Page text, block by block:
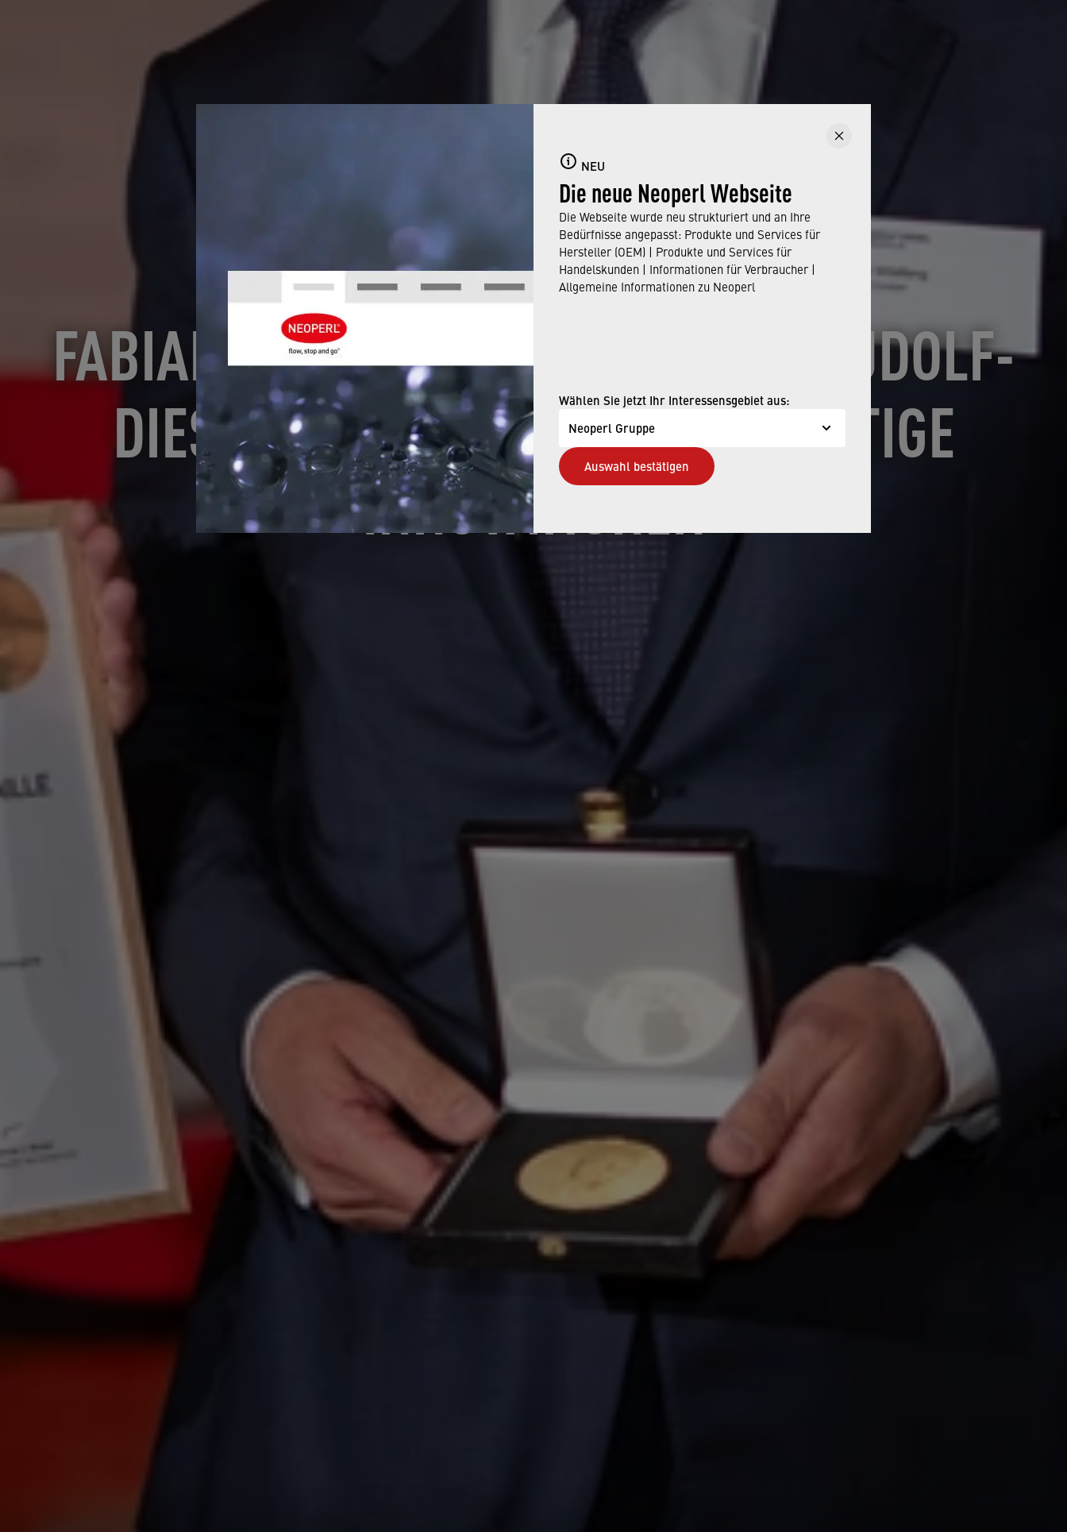
NEU
Die neue Neoperl Webseite
Die Webseite wurde neu strukturiert und an Ihre
Bedürfnisse angepasst: Produkte und Services für
Hersteller (OEM) | Produkte und Services für
Handelskunden | Informationen für Verbraucher |
Allgemeine Informationen zu Neoperl
Wählen Sie jetzt Ihr Interessensgebiet aus:
Neoperl Gruppe
Auswahl bestätigen
Jul 11, 2025
FABIAN WILDFANG GEWINNT DIE RUDOLF-
DIESEL-MEDAILLE FÜR NACHHALTIGE
INNOVATIONEN